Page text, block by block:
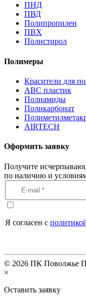
ПНД
ПВД
Полипропилен
ПВХ
Полистирол
Полимеры
Красители для
АВС пластик
Полиамиды
Поликарбонат
AIRTECH
Оформить заявку
Получите
по наличию и
Я согласен с
© 2026 ПК Поволжье
×
Оставить заявку